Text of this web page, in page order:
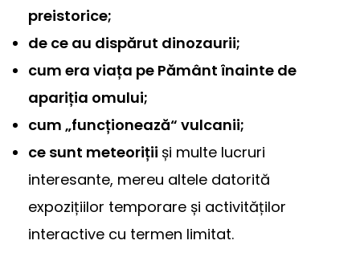
preistorice;
de ce au dispărut dinozaurii;
cum era viața pe Pământ înainte de
apariția omului;
cum „funcționează“ vulcanii;
ce sunt meteoriții și multe lucruri
interesante, mereu altele datorită
expozițiilor temporare și activităților
interactive cu termen limitat.